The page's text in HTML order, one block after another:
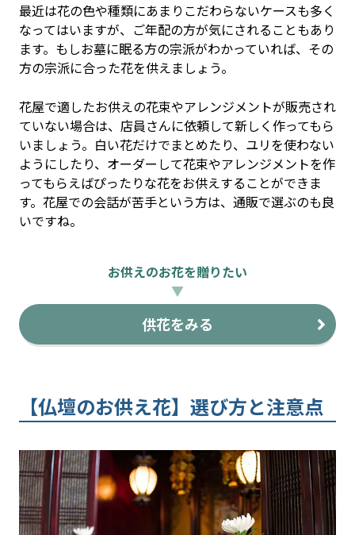
最近は花の色や種類にあまりこだわらないケースも多く
なってはいますが、ご年配の方が気にされることもあり
ます。もしお墓に眠る方の宗派がわかっていれば、その
方の宗派に合った花を供えましょう。
花屋で適したお供えの花束やアレンジメントが販売され
ていない場合は、店員さんに依頼して新しく作ってもら
いましょう。白い花だけでまとめたり、ユリを使わない
ようにしたり、オーダーして花束やアレンジメントを作
ってもらえばぴったりな花をお供えすることができま
す。花屋での会話が苦手という方は、通販で選ぶのも良
いですね。
お供えのお花を贈りたい
▼
供花をみる
【仏壇のお供え花】選び方と注意点